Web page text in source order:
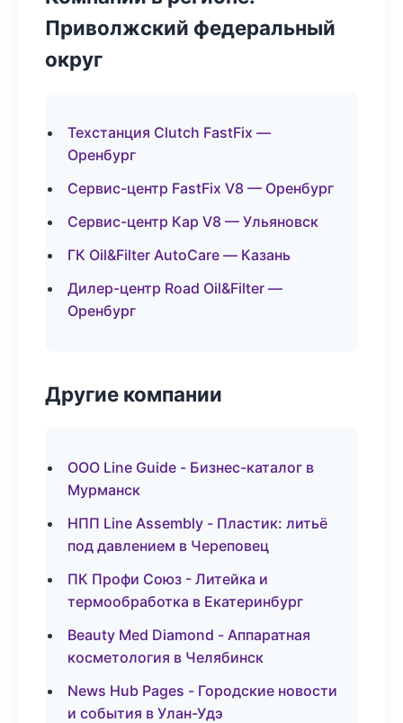
Приволжский федеральный
округ
Техстанция Clutch FastFix —
Оренбург
Сервис-центр FastFix V8 — Оренбург
Сервис-центр Кар V8 — Ульяновск
ГК Oil&Filter AutoCare — Казань
Дилер-центр Road Oil&Filter —
Оренбург
Другие компании
ООО Line Guide - Бизнес-каталог в
Мурманск
НПП Line Assembly - Пластик: литьё
под давлением в Череповец
ПК Профи Союз - Литейка и
термообработка в Екатеринбург
Beauty Med Diamond - Аппаратная
косметология в Челябинск
News Hub Pages - Городские новости
и события в Улан-Удэ